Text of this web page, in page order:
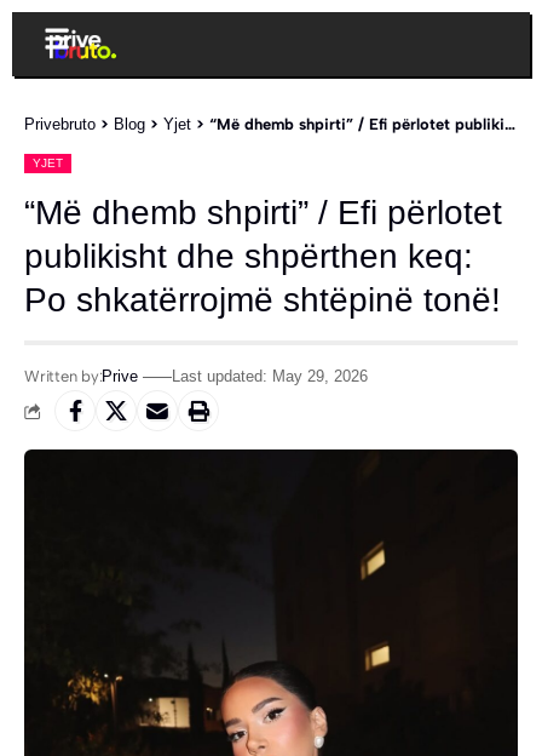
Privebruto > Blog > Yjet > “Më dhemb shpirti” / Efi përlotet publikisht dhe shpërthen keq: Po shkatërrojmë shtëpinë tonë!
YJET
“Më dhemb shpirti” / Efi përlotet
publikisht dhe shpërthen keq:
Po shkatërrojmë shtëpinë tonë!
Written by:Prive Last updated: May 29, 2026